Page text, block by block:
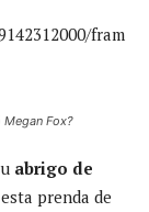
fram
Fox?
abrigo de
prenda de